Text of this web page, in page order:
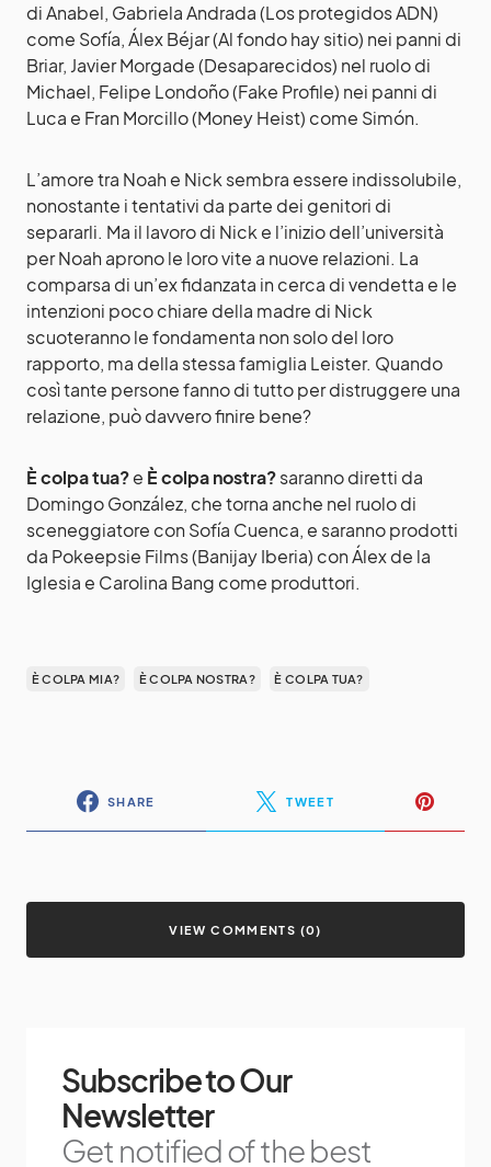
di Anabel, Gabriela Andrada (Los protegidos ADN)
come Sofía, Álex Béjar (Al fondo hay sitio) nei panni di
Briar, Javier Morgade (Desaparecidos) nel ruolo di
Michael, Felipe Londoño (Fake Profile) nei panni di
Luca e Fran Morcillo (Money Heist) come Simón.
L’amore tra Noah e Nick sembra essere indissolubile,
nonostante i tentativi da parte dei genitori di
separarli. Ma il lavoro di Nick e l’inizio dell’università
per Noah aprono le loro vite a nuove relazioni. La
comparsa di un’ex fidanzata in cerca di vendetta e le
intenzioni poco chiare della madre di Nick
scuoteranno le fondamenta non solo del loro
rapporto, ma della stessa famiglia Leister. Quando
così tante persone fanno di tutto per distruggere una
relazione, può davvero finire bene?
È colpa tua?e È colpa nostra?saranno diretti da
Domingo González, che torna anche nel ruolo di
sceneggiatore con Sofía Cuenca, e saranno prodotti
da Pokeepsie Films (Banijay Iberia) con Álex de la
Iglesia e Carolina Bang come produttori.
È COLPA MIA? È COLPA NOSTRA? È COLPA TUA?
SHARE TWEET
VIEW COMMENTS (0)
Subscribe to Our
Newsletter
Get notified of the best